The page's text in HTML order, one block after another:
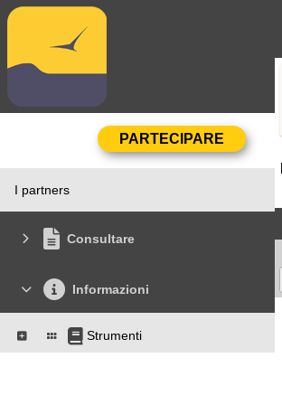
I partners
Consultare
Informazioni
Strumenti